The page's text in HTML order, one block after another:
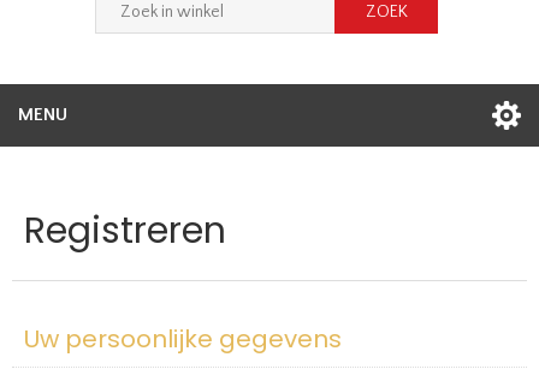
MENU
Registreren
Uw persoonlijke gegevens